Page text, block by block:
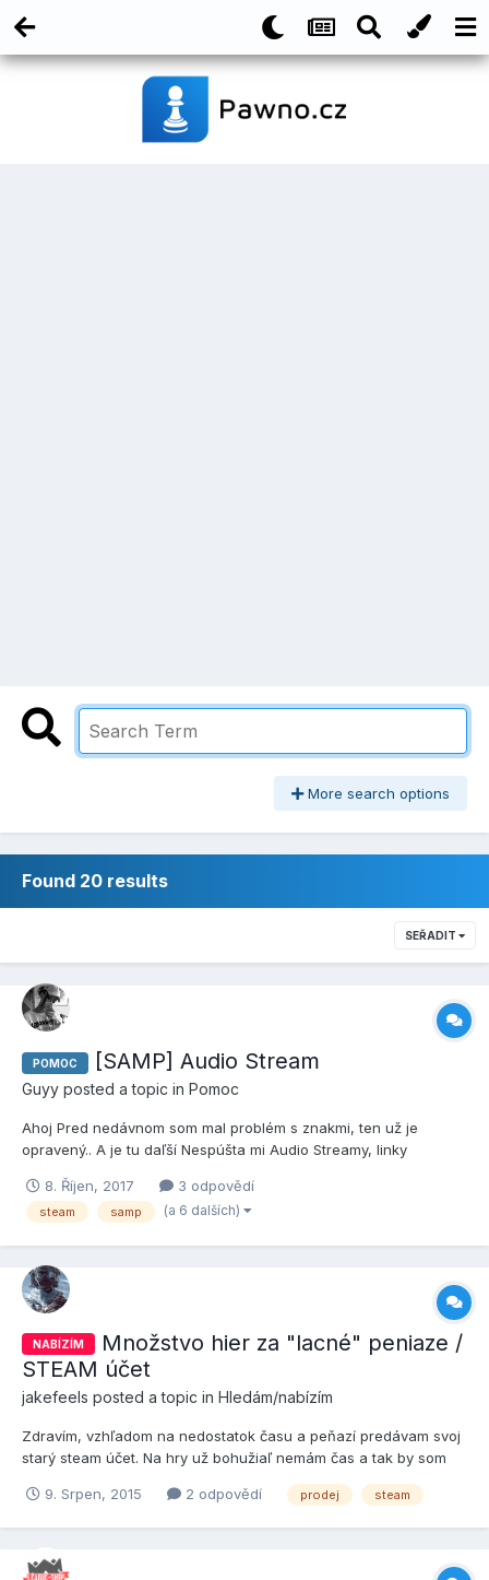
More search options
Found 20 results
SEŘADIT
POMOC [SAMP] Audio Stream
Guyy posted a topic in Pomoc
Ahoj Pred nedávnom som mal problém s znakmi, ten už je
opravený.. A je tu daľší Nespúšta mi Audio Streamy, linky
Streamy mi nejdú vôbedz Napíše do Chatu: Audio Stream: (link)..
ale nespustí ho (nič nehraje). Ďakujem za pomoc
8. Říjen, 2017 3 odpovědí
steam samp (a 6 dalších)
NABÍZÍM
Množstvo hier za "lacné" peniaze /
STEAM účet
jakefeels posted a topic in Hledám/nabízím
Zdravím, vzhľadom na nedostatok času a peňazí predávam svoj
starý steam účet. Na hry už bohužiaľ nemám čas a tak by som
aj peniaze. Podľa steam calucaltoru
9. Srpen, 2015 2 odpovědí prodej steam